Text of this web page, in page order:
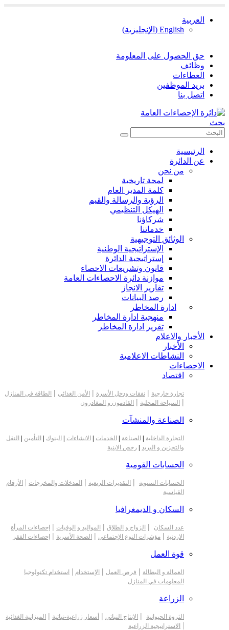
العربية
English
( الإنجليزية)
حق الحصول على المعلومة
وظائف
العطاءات
بريد الموظفين
اتصل بنا
بحث
الرئيسية
عن الدائرة
من نحن
لمحة تاريخية
كلمة المدير العام
الرؤية والرسالة والقيم
الهيكل التنظيمي
شركاؤنا
خدماتنا
الوثائق التوجيهية
الإستراتيجية الوطنية
إستراتيجية الدائرة
قانون وتشريعات الاحصاء
موازنة دائرة الاحصاءات العامة
تقارير الانجاز
رصد البيانات
ادارة المخاطر
منهجية ادارة المخاطر
تقرير ادارة المخاطر
الأخبار والاعلام
الأخبار
النشاطات الاعلامية
الاحصاءات
اقتصاد
تجارة خارجية | نفقات ودخل الأسرة | الأمن الغذائي | الطاقة في المنازل
| السياحة المحلية | القادمون و المغادرون
الصناعة والمنشآت
التجارة الداخلية الصناعة الخدمات الانشاءات البنوك التأمين
النقل
والتخزين و البريد
رخص الابنية
الحسابات القومية
الحسابات السنوية | التقديرات الربعية | المدخلات والمخرجات |
الأرقام
القياسية
السكان و الديمغرافيا
عدد السكان | الزواج و الطلاق | المواليد و الوفيات | إحصاءات المرأة
الاردنية | مؤشرات النوع الإجتماعي | الصحة الأسرية | إحصاءات الفقر
قوة العمل
العمالة و البطالة | فرص العمل | الإستخدام |
استخدام تكنولوجيا
المعلومات في المنازل
الزراعة
الثروة الحيوانية | الإنتاج النباتي | أسعار زراعية-نباتية | الميزانية الغذائية
| الاستراتيجية الزراعية